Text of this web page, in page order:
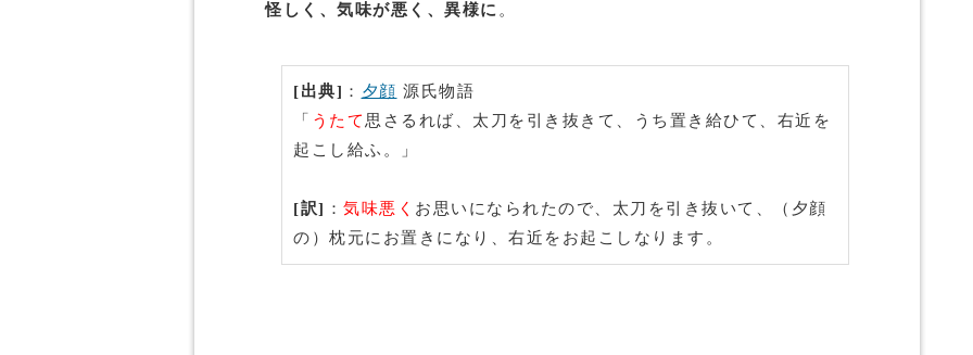
怪しく、気味が悪く、異様に 。
[出典] ： 夕顔 源氏物語
「 うたて 思さるれば、太刀を引き抜きて、うち置き給ひて、右近を
起こし給ふ。」
[訳] ： 気味悪く お思いになられたので、太刀を引き抜いて、（夕顔
の）枕元にお置きになり、右近をお起こしなります。